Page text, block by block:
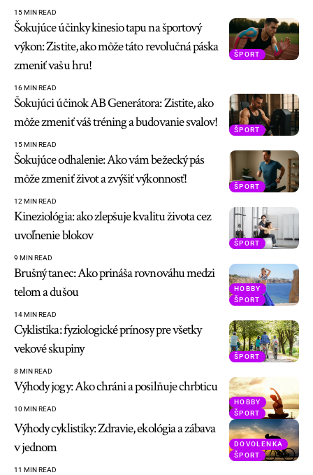
15 MIN READ
ŠPORT
Šokujúce účinky kinesio tapu na športový
výkon: Zistite, ako môže táto revolučná páska
zmeniť vašu hru!
16 MIN READ
ŠPORT
Šokujúci účinok AB Generátora: Zistite, ako
môže zmeniť váš tréning a budovanie svalov!
15 MIN READ
ŠPORT
Šokujúce odhalenie: Ako vám bežecký pás
môže zmeniť život a zvýšiť výkonnosť!
12 MIN READ
ŠPORT
Kineziológia: ako zlepšuje kvalitu života cez
uvoľnenie blokov
9 MIN READ
HOBBY
ŠPORT
Brušný tanec: Ako prináša rovnováhu medzi
telom a dušou
14 MIN READ
ŠPORT
Cyklistika: fyziologické prínosy pre všetky
vekové skupiny
8 MIN READ
HOBBY
ŠPORT
Výhody jogy: Ako chráni a posilňuje chrbticu
10 MIN READ
DOVOLENKA
ŠPORT
Výhody cyklistiky: Zdravie, ekológia a zábava
v jednom
11 MIN READ